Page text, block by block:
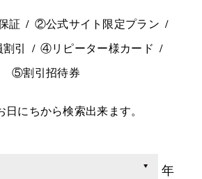
証
②公式サイト限定プラン
引
④リピーター様カード
⑤割引招待券
日にちから検索出来ます。
年